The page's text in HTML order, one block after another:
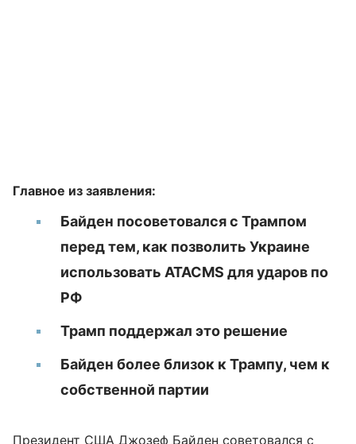
Главное из заявления:
Байден посоветовался с Трампом
перед тем, как позволить Украине
использовать ATACMS для ударов по
РФ
Трамп поддержал это решение
Байден более близок к Трампу, чем к
собственной партии
Президент США Джозеф Байден советовался с